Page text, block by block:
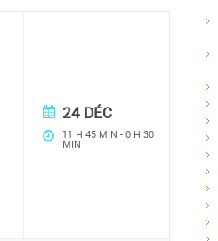
24 DÉC
11 H 45 MIN - 0 H 30
MIN